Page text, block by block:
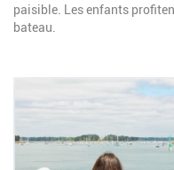
paisible. Les enfants
bateau.